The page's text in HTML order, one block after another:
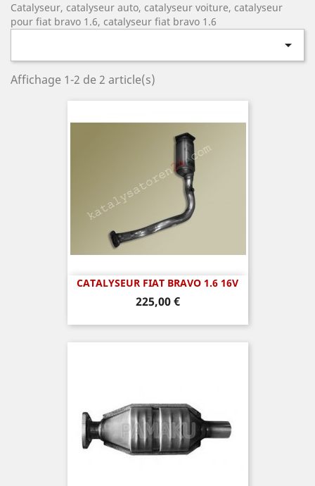
Catalyseur, catalyseur auto, catalyseur voiture, catalyseur
pour fiat bravo 1.6, catalyseur fiat bravo 1.6

Affichage 1-2 de 2 article(s)
CATALYSEUR FIAT BRAVO 1.6 16V
Prix
225,00 €